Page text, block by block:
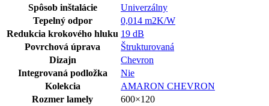
Spôsob inštalácie
Univerzálny
Tepelný odpor
0,014 m2K/W
Redukcia krokového hluku 19 dB
Povrchová úprava
Štrukturovaná
Dizajn
Chevron
Integrovaná podložka
Nie
Kolekcia
AMARON CHEVRON
Rozmer lamely
600×120